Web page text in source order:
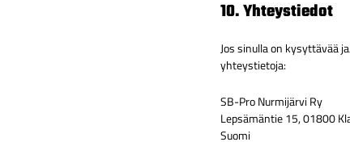
10. Yhteystiedot
Jos sinulla on kysyttävää
yhteystietoja:
SB-Pro Nurmijärvi Ry
Lepsämäntie 15, 01800
Suomi